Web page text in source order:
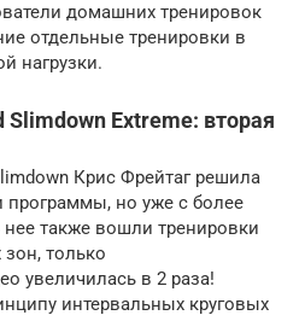
домашних тренировок
отдельные тренировки в
нагрузки.
Extreme: вторая
Крис Фрейтаг решила
программы, но уже с более
также вошли тренировки
только
увеличилась в 2 раза!
интервальных круговых